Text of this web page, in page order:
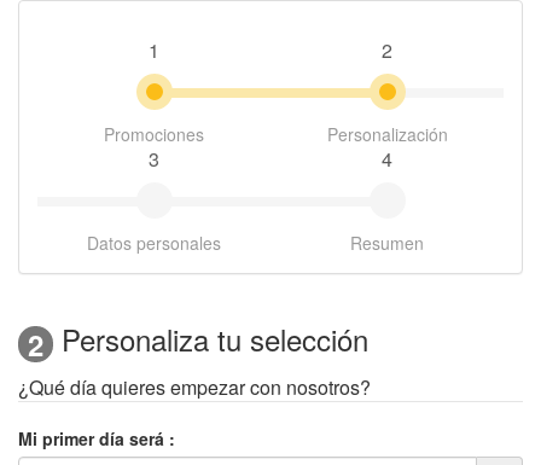
1
Promociones
2
Personalización
3
Datos personales
4
Resumen
2 Personaliza tu selección
¿Qué día quieres empezar con nosotros?
Mi primer día será :